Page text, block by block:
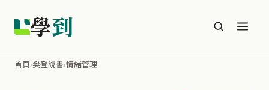
學到
首頁›樊登說書›情緒管理